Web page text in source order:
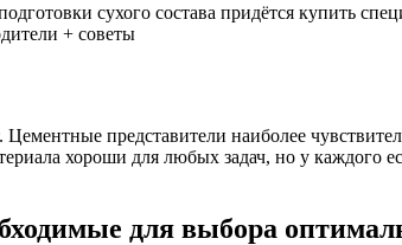
сухого состава придётся купить
представители наиболее
хороши для любых задач, но у каждого
для выбора